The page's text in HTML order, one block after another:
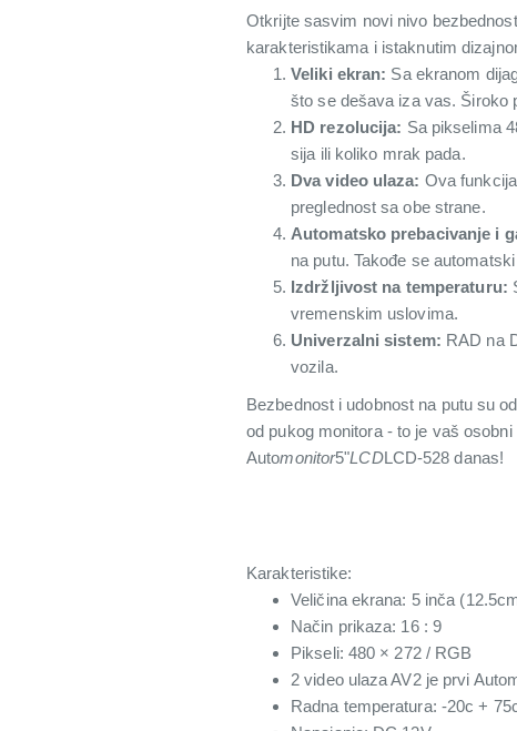
Otkrijte sasvim novi nivo
karakteristikama i istaknutim
Veliki ekran: Sa ekranom
što se dešava iza vas. Široko
HD rezolucija: Sa pikselima
sija ili koliko mrak pada.
Dva video ulaza: Ova
preglednost sa obe strane.
Automatsko prebacivanje i
na putu. Takođe se
Izdržljivost na temperaturu:
vremenskim uslovima.
Univerzalni sistem: RAD na
vozila.
Bezbednost i udobnost na putu su
od pukog monitora - to je vaš
Automonitor5"LCDLCD-528 danas!
Karakteristike:
Veličina ekrana: 5 inča
Način prikaza: 16 : 9
Pikseli: 480 × 272 / RGB
2 video ulaza AV2 je prvi
Radna temperatura: -20c +